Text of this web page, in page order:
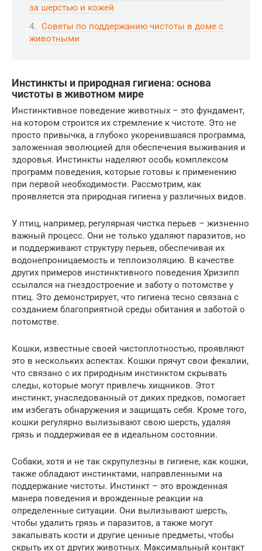
за шерстью и кожей
Советы по поддержанию чистоты в доме с
животными
Инстинкты и природная гигиена: основа
чистоты в животном мире
Инстинктивное поведение животных – это фундамент,
на котором строится их стремление к чистоте. Это не
просто привычка, а глубоко укоренившаяся программа,
заложенная эволюцией для обеспечения выживания и
здоровья. Инстинкты наделяют особь комплексом
программ поведения, которые готовы к применению
при первой необходимости. Рассмотрим, как
проявляется эта природная гигиена у различных видов.
У птиц, например, регулярная чистка перьев – жизненно
важный процесс. Они не только удаляют паразитов, но
и поддерживают структуру перьев, обеспечивая их
водонепроницаемость и теплоизоляцию. В качестве
других примеров инстинктивного поведения Хризипп
ссылался на гнездостроение и заботу о потомстве у
птиц. Это демонстрирует, что гигиена тесно связана с
созданием благоприятной среды обитания и заботой о
потомстве.
Кошки, известные своей чистоплотностью, проявляют
это в нескольких аспектах. Кошки прячут свои фекалии,
что связано с их природным инстинктом скрывать
следы, которые могут привлечь хищников. Этот
инстинкт, унаследованный от диких предков, помогает
им избегать обнаружения и защищать себя. Кроме того,
кошки регулярно вылизывают свою шерсть, удаляя
грязь и поддерживая ее в идеальном состоянии.
Собаки, хотя и не так скрупулезны в гигиене, как кошки,
также обладают инстинктами, направленными на
поддержание чистоты. Инстинкт – это врожденная
манера поведения и врожденные реакции на
определенные ситуации. Они вылизывают шерсть,
чтобы удалить грязь и паразитов, а также могут
закапывать кости и другие ценные предметы, чтобы
скрыть их от других животных. Максимальный контакт